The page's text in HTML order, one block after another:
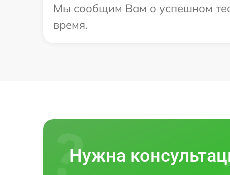
Мы сообщим Вам о успешном
время.
Нужна